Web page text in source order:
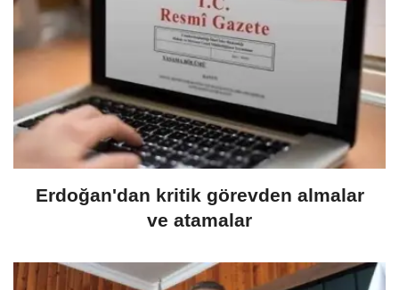
Erdoğan'dan kritik görevden almalar
ve atamalar